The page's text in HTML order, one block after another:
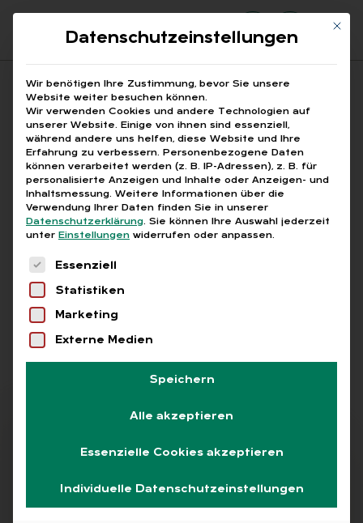
Suchfeld
Suchen
Breadcrumb-Navigation
STARTSEITE ARBEITSZEITGESETZ
Alle Bei­trä­ge mit dem
Schlag­wort „Ar­beits­zeit­
ge­setz“
Alle Free Abo L+G +
AUSGABE 6/2025
Mit
Datenschutzeinstellungen
Wir benötigen Ihre Zustimmung, bevor Sie unsere
Website weiter besuchen können.
Wir verwenden Cookies und andere Technologien auf
unserer Website. Einige von ihnen sind essenziell,
während andere uns helfen, diese Website und Ihre
Erfahrung zu verbessern. Personenbezogene Daten
können verarbeitet werden (z. B. IP-Adressen), z. B. für
personalisierte Anzeigen und Inhalte oder Anzeigen- und
Inhaltsmessung. Weitere Informationen über die
Verwendung Ihrer Daten finden Sie in unserer
Datenschutzerklärung. Sie können Ihre Auswahl jederzeit
unter Einstellungen widerrufen oder anpassen.
Es folgt eine Liste der Service-Gruppen, für
Essenziell
Statistiken
Marketing
Externe Medien
Speichern
Alle akzeptieren
Essenzielle Cookies akzeptieren
Individuelle Datenschutzeinstellungen